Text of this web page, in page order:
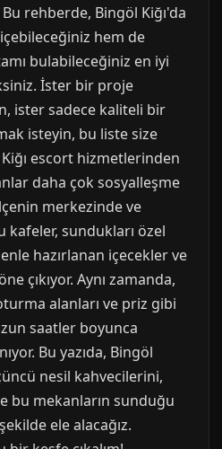
Bu rehberde, Bingöl Kiğı'da
hem de
bulabileceğiniz en iyi
İster bir proje
ister sadece kaliteli bir
isteyin, bu liste size
escort hizmetlerinden
daha çok sosyalleşme
merkezinde ve
kafeler, sundukları özel
hazırlanan içecekler ve
çıkıyor. Aynı zamanda,
alanları ve priz gibi
saatler boyunca
Bu yazıda, Bingöl
nesil kahvecilerini,
bu mekanların sunduğu
ele alacağız.